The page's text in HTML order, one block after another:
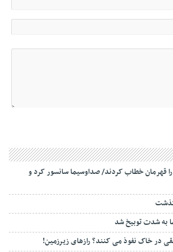
قهرمان خطاب کردند/ صداوسیما سانسور کرد و
به شدت توبیخ شد
در خاک نفوذ می کنند؟ رازهای زیرزمین!